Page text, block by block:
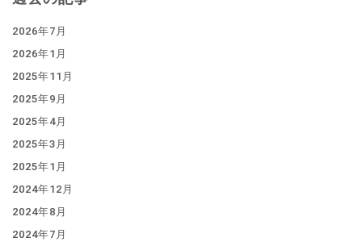
2026年7月
2026年1月
2025年11月
2025年9月
2025年4月
2025年3月
2025年1月
2024年12月
2024年8月
2024年7月